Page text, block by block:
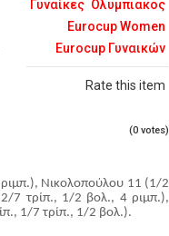
Γυναίκες Ολυμπιακός
Eurocup Women
Eurocup Γυναικών
Rate this item
(0 votes)
Νικολοπούλου 11 (1/2
7 τρίπ., 1/2 βολ., 4 ριμπ.),
1/7 τρίπ., 1/2 βολ.).